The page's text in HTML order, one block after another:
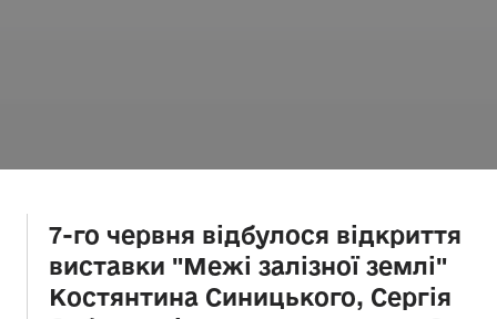
7-го червня відбулося відкриття
виставки "Межі залізної землі"
Костянтина Синицького, Сергія